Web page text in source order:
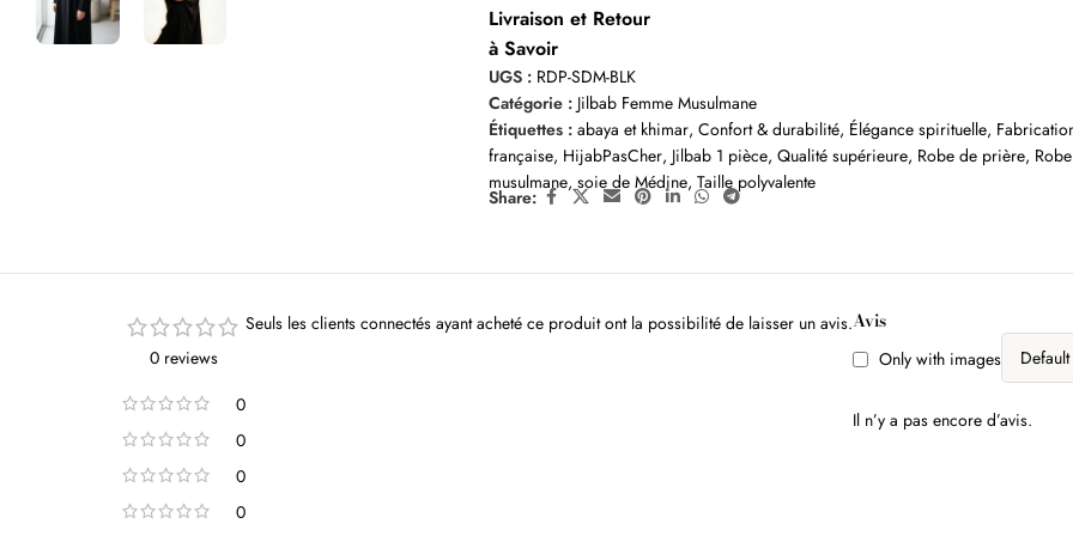
Livraison et Retour
à Savoir
UGS : RDP-SDM-BLK
Catégorie : Jilbab Femme Musulmane
Étiquettes : abaya et khimar, Confort & durabilité, Élégance spirituelle,
française, HijabPasCher, Jilbab 1 pièce, Qualité supérieure, Robe de prière, Robe
musulmane, soie de Médine, Taille polyvalente
Share:
0 reviews
0
0
0
0
Avis
Only with images
Il n’y a pas encore d’avis.
Seuls les clients connectés ayant acheté ce produit ont la possibilité de laisser un avis.